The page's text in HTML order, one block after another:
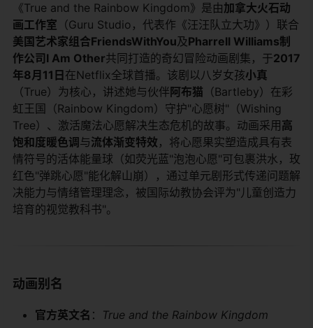
《True and the Rainbow Kingdom》是由​​加拿大火石动
画工作室​ ​（Guru Studio，代表作《汪汪队立大功》）联合​
美国艺术家组合FriendsWithYou​​及​​Pharrell Williams制
作公司I Am Other​​共同打造的奇幻冒险动画剧集，于​​2017
年8月11日​ ​在Netflix全球首播。该剧以八岁女孩​​小真​
（True）为核心，讲述她与伙伴​ ​阿布猫​ ​（Bartleby）在彩
虹王国（Rainbow Kingdom）守护"心愿树"（Wishing
Tree）、激活魔法心愿解决生态危机的故事。动画采用​ ​高
饱和度暖色调​ ​与​​流体渐变特效​ ​，将心愿果实塑造成具有表
情符号的活体能量球（如荧光蓝"泡泡心愿"可包裹洪水，玫
红色"弹跳心愿"能化解山崩），通过单元剧形式传递问题解
决能力与情绪管理理念，被国际幼教协会评为"儿童创造力
培育的视觉教科书"。
​动画别名​
​官方英文名​ ​： True and the Rainbow Kingdom